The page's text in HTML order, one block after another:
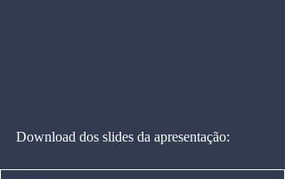
Download dos slides da apresentação: